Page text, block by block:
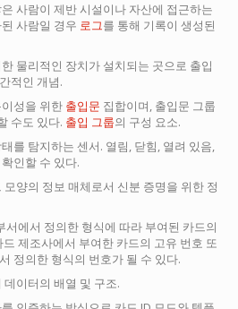
사람이 제반 시설이나 자산에 접근하는
사람일 경우 로그를 통해 기록이 생성된
물리적인 장치가 설치되는 곳으로 출입
적인 개념.
성을 위한 출입문 집합이며, 출입문 그룹
수도 있다. 출입 그룹의 구성 요소.
를 탐지하는 센서. 열림, 닫힘, 열려 있음,
인할 수 있다.
모양의 정보 매체로서 신분 증명을 위한 정
서에서 정의한 형식에 따라 부여된 카드의
제조사에서 부여한 카드의 고유 번호 또
정의한 형식의 번호가 될 수 있다.
데이터의 배열 및 구조.